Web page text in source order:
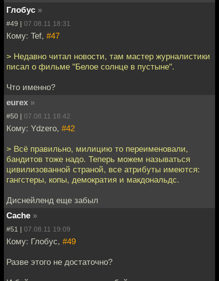
Глобус »
#49 | 07.08.11 18:31
Кому: Tef, #47
> Недавно читал новости, там мастер журналистики
писал о фильме "Белое солнце в пустыне".
Что именно?
eurex »
#50 | 07.08.11 18:42
Кому: Ydzero, #42
> Всё правильно, милицию то переименовали,
бандитов тоже надо. Теперь можем называться
цивилизованной страной, все атрибуты имеются:
гангстеры, копы, демократия и макдональдс.
Диснейленд еще забыл
Cache »
#51 | 07.08.11 19:09
Кому: Глобус, #49
Разве этого не достаточно?